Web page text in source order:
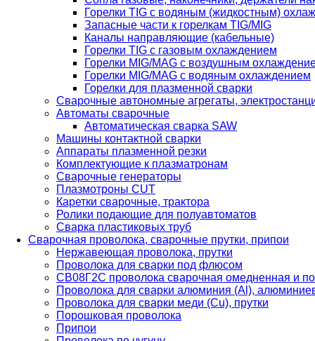
Горелки TIG с водяным (жидкостным)
Запасные части к горелкам TIG/MIG
Каналы направляющие (кабельные)
Горелки TIG с газовым охлаждением
Горелки MIG/MAG с воздушным
Горелки MIG/MAG с водяным охлаждением
Горелки для плазменной сварки
Сварочные автономные агрегаты,
Автоматы сварочные
Автоматическая сварка SAW
Машины контактной сварки
Аппараты плазменной резки
Комплектующие к плазматронам
Сварочные генераторы
Плазмотроны CUT
Каретки сварочные, трактора
Ролики подающие для полуавтоматов
Сварка пластиковых труб
Сварочная проволока, сварочные прутки, припои
Нержавеющая проволока, прутки
Проволока для сварки под флюсом
СВ08Г2С проволока сварочная омедненная и
Проволока для сварки алюминия (Al),
Проволока для сварки меди (Cu), прутки
Порошковая проволока
Припои